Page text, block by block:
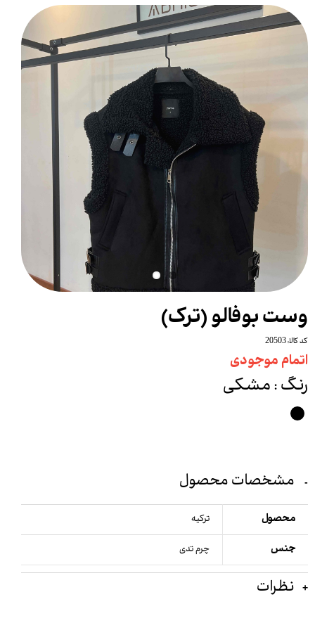
وست بوفالو (ترک)
کد کالا: 20503
اتمام موجودی
رنگ: مشکی
مشخصات محصول
محصول ترکیه
جنس چرم تدی
نظرات